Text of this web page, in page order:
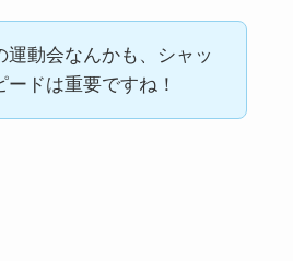
運動会なんかも、シャッ
ードは重要ですね！